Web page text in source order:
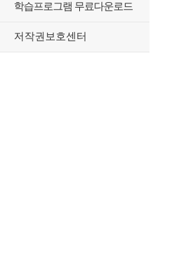
학습프로그램 무료다운로드
저작권보호센터